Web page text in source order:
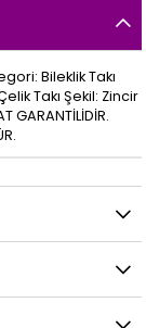
Bileklik Takı
Takı Şekil: Zincir
GARANTİLİDİR.